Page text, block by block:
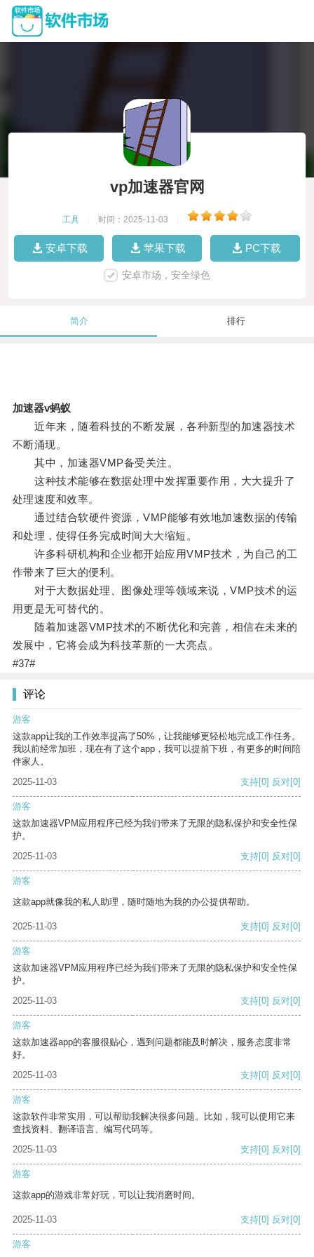
vp加速器官网
工具 时间：2025-11-03
安卓下载 苹果下载 PC下载
安卓市场，安全绿色
简介 排行
加速器v蚂蚁
近年来，随着科技的不断发展，各种新型的加速器技术
不断涌现。
其中，加速器VMP备受关注。
这种技术能够在数据处理中发挥重要作用，大大提升了
处理速度和效率。
通过结合软硬件资源，VMP能够有效地加速数据的传输
和处理，使得任务完成时间大大缩短。
许多科研机构和企业都开始应用VMP技术，为自己的工
作带来了巨大的便利。
对于大数据处理、图像处理等领域来说，VMP技术的运
用更是无可替代的。
随着加速器VMP技术的不断优化和完善，相信在未来的
发展中，它将会成为科技革新的一大亮点。
#37#
评论
游客
这款app让我的工作效率提高了50%，让我能够更轻松地完成工作任务。
我以前经常加班，现在有了这个app，我可以提前下班，有更多的时间陪
伴家人。
2025-11-03
支持[0] 反对[0]
游客
这款加速器VPM应用程序已经为我们带来了无限的隐私保护和安全性保
护。
2025-11-03
支持[0] 反对[0]
游客
这款app就像我的私人助理，随时随地为我的办公提供帮助。
2025-11-03 支持[0] 反对[0]
游客
这款加速器VPM应用程序已经为我们带来了无限的隐私保护和安全性保
护。
2025-11-03
支持[0] 反对[0]
游客
这款加速器app的客服很贴心，遇到问题都能及时解决，服务态度非常
好。
2025-11-03
支持[0] 反对[0]
游客
这款软件非常实用，可以帮助我解决很多问题。比如，我可以使用它来
查找资料、翻译语言、编写代码等。
2025-11-03
支持[0] 反对[0]
游客
这款app的游戏非常好玩，可以让我消磨时间。
2025-11-03 支持[0] 反对[0]
游客